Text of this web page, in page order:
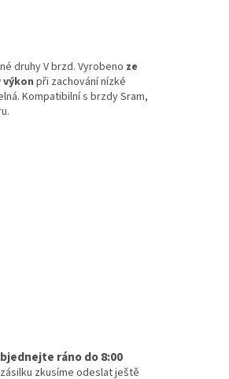
druhy V brzd. Vyrobeno ze
při zachování nízké
Kompatibilní s brzdy Sram,
ráno do 8:00
zkusíme odeslat ještě